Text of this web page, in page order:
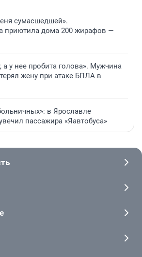
сумасшедшей».
приютила дома 200 жирафов —
а у нее пробита голова». Мужчина
жену при атаке БПЛА в
в Ярославле
пассажира «Яавтобуса»